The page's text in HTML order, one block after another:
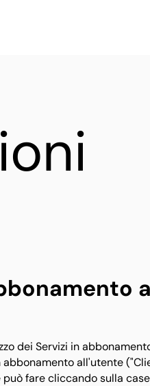
dei Servizi in
all'utente
fare cliccando sulla